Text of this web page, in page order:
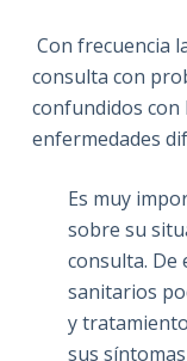
Con frecuencia
consulta con
confundidos con
enfermedades
Es muy
sobre su
consulta. De
sanitarios
y
sus